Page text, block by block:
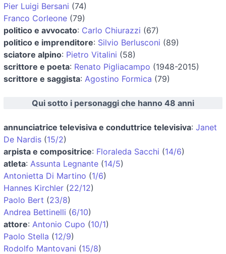
Pier Luigi Bersani (74)
Franco Corleone (79)
politico e avvocato: Carlo Chiurazzi (67)
politico e imprenditore: Silvio Berlusconi (89)
sciatore alpino: Pietro Vitalini (58)
scrittore e poeta: Renato Pigliacampo (1948-2015)
scrittore e saggista: Agostino Formica (79)
Qui sotto i personaggi che hanno 48 anni
annunciatrice televisiva e conduttrice televisiva: Janet
De Nardis (15/2)
arpista e compositrice: Floraleda Sacchi (14/6)
atleta: Assunta Legnante (14/5)
Antonietta Di Martino (1/6)
Hannes Kirchler (22/12)
Paolo Bert (23/8)
Andrea Bettinelli (6/10)
attore: Antonio Cupo (10/1)
Paolo Stella (12/9)
Rodolfo Mantovani (15/8)